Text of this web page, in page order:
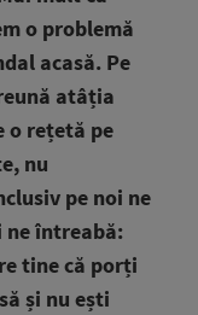
o problemă
acasă. Pe
atâția
o rețetă pe
nu
pe noi ne
ne întreabă:
tine că porți
și nu ești